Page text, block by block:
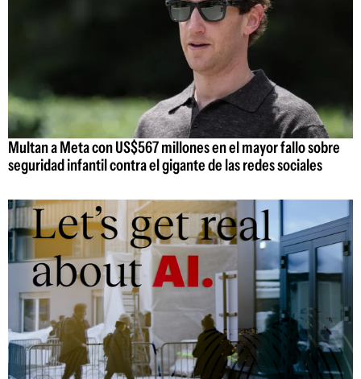
Multan a Meta con US$567 millones en el mayor fallo sobre
seguridad infantil contra el gigante de las redes sociales